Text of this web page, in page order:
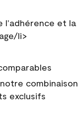
l'adhérence et la
li>
combinaison
exclusifs